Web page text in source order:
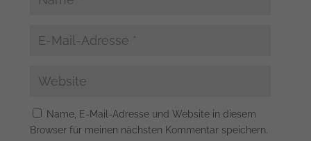
Name, E-Mail-Adresse und Website in diesem
Browser für meinen nächsten Kommentar speichern.